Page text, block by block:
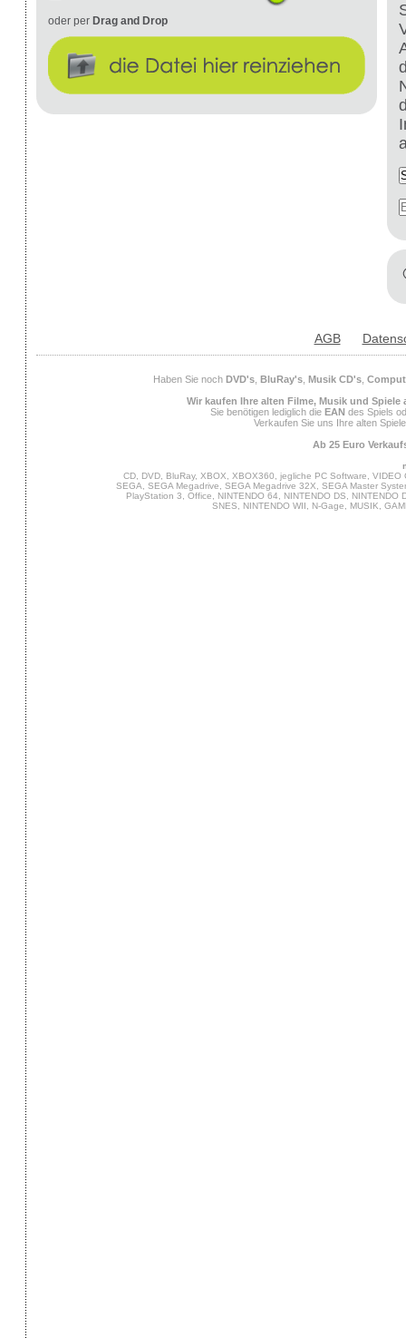
oder per Drag and Drop
AGB
Haben Sie noch DVD's, BluRay's, Musik CD's,
Wir kaufen Ihre alten Filme, Musik und Spiele
Sie benötigen lediglich die EAN des Spiels
Verkaufen Sie uns Ihre alten
Ab 25 Euro
CD, DVD, BluRay, XBOX, XBOX360, jegliche PC Software,
SEGA, SEGA Megadrive, SEGA Megadrive 32X, SEGA Master
PlayStation 3, Office, NINTENDO 64, NINTENDO DS,
SNES, NINTENDO WII, N-Gage, MUSIK,